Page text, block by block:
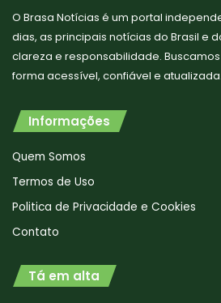
O Brasa Notícias é um portal
dias, as principais notícias do Brasil e
clareza e responsabilidade.
forma acessível, confiável e atualizada.
Informações
Quem Somos
Termos de Uso
Politica de Privacidade e Cookies
Contato
Tá em alta